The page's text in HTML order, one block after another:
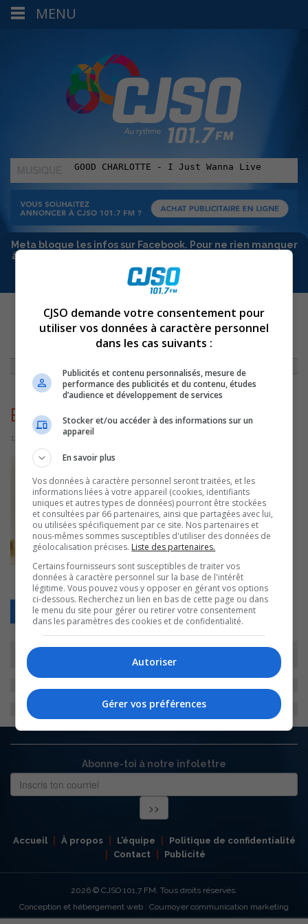
MUSIQUE
:
Meta bloque les infos sur Facebook. Pour ne rien manquer
à Sorel-Tracy et la région, abonne-toi à notre infolettre :
ACTUALITÉS
AZIMUT DIFFUSION ANNONCE DES
CHANGEMENTS À SA PROGRAMMATION»BRIGITTE_BOISJOLIFULL1
Brigitte_Boisjolifull1
14 juillet 2016 | Par Équipe CJSO
Retour
Abonne-toi à notre infolettre
Accueil À propos L’équipe
Politique de confidentialité
Contact
Publicité
2026 © CJSO 101,7 FM. Tous droits réservés.
Conception et hébergement web : Cournoyer communication marketing
MENU
CJSO demande votre consentement pour
utiliser vos données à caractère personnel
dans les cas suivants :
Publicités et contenu personnalisés, mesure de
performance des publicités et du contenu, études
d’audience et développement de services
Stocker et/ou accéder à des informations sur un
appareil
En savoir plus
Vos données à caractère personnel seront traitées, et les
informations liées à votre appareil (cookies, identifiants
uniques et autres types de données) pourront être stockées
et consultées par 66 partenaires, ainsi que partagées avec lui,
ou utilisées spécifiquement par ce site. Nos partenaires et
nous-mêmes sommes susceptibles d'utiliser des données de
géolocalisation précises. Liste des partenaires.
Certains fournisseurs sont susceptibles de traiter vos
données à caractère personnel sur la base de l'intérêt
légitime. Vous pouvez vous y opposer en gérant vos options
ci-dessous. Recherchez un lien en bas de cette page ou dans
le menu du site pour gérer ou retirer votre consentement
dans les paramètres des cookies et de confidentialité.
Autoriser
Gérer vos préférences